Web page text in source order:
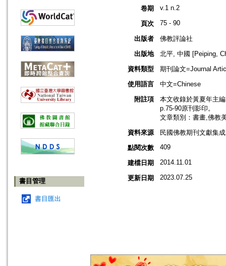
書目管理
書目匯出
卷期 v.1 n.2
頁次 75 - 90
出版者
佛教評論社
出版地
北平, 中國 [Peiping,
資料類型
期刊論文=Journal
使用語言
中文=Chinese
附註項
本文收錄於黃夏年主
p.75-90原刊影印。
文章類別：書畫,佛教
資料來源
民國佛教期刊文獻集
點閱次數
409
建檔日期 2014.11.01
更新日期 2023.07.25